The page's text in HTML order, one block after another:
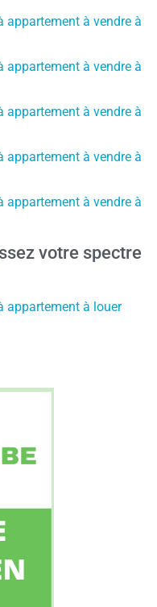
appartement à vendre à
appartement à vendre à
appartement à vendre à
appartement à vendre à
appartement à vendre à
votre spectre
appartement à louer